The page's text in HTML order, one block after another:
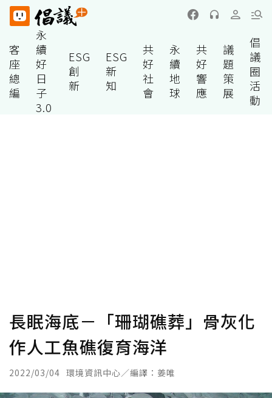
客
座
總
編
永
續
好
日
子
3.0
ESG
創
新
ESG
新
知
共
好
社
會
永
續
地
球
共
好
響
應
議
題
策
展
倡
議
圈
活
動
長眠海底－「珊瑚礁葬」骨灰化
作人工魚礁復育海洋
2022/03/04 環境資訊中心／編譯：姜唯